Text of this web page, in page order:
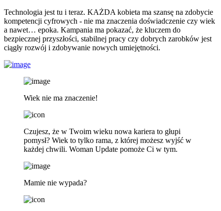
Technologia jest tu i teraz. KAŻDA kobieta ma szansę na zdobycie
kompetencji cyfrowych - nie ma znaczenia doświadczenie czy wiek
a nawet… epoka. Kampania ma pokazać, że kluczem do
bezpiecznej przyszłości, stabilnej pracy czy dobrych zarobków jest
ciągły rozwój i zdobywanie nowych umiejętności.
Wiek nie ma znaczenie!
Czujesz, że w Twoim wieku nowa kariera to głupi
pomysł? Wiek to tylko rama, z której możesz wyjść w
każdej chwili. Woman Update pomoże Ci w tym.
Mamie nie wypada?